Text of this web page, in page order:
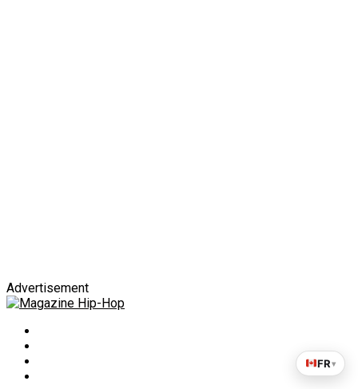
Advertisement
FR▾